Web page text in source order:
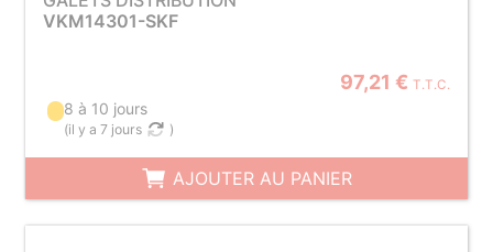
VKM14301-SKF
97,21 € T.T.C.
8 à 10 jours
(il y a 7 jours )
AJOUTER AU PANIER